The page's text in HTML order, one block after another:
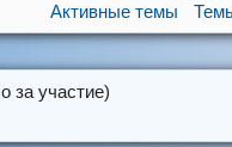
Активные темы
за участие)